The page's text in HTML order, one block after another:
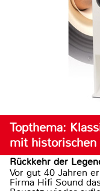
Topthema:
mit historischen
Rückkehr der
Vor gut 40 Jahren
Firma Hifi Sound